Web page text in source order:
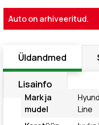
Auto on arhiveeritud.
Üldandmed
Lisainfo
Mark ja
mudel
Line